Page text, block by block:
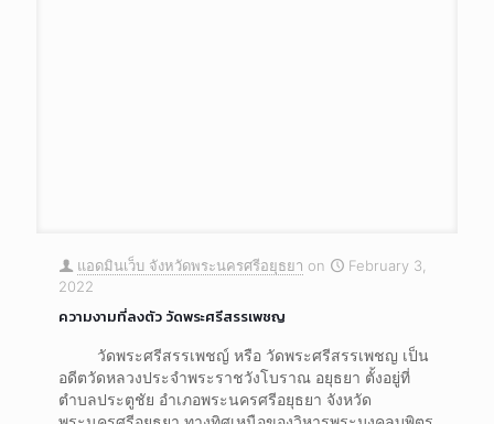
แอดมินเว็บ จังหวัดพระนครศรีอยุธยา on
February 3,
2022
ความงามที่ลงตัว วัดพระศรีสรรเพชญ
วัดพระศรีสรรเพชญ์ หรือ วัดพระศรีสรรเพชญ เป็น
อดีตวัดหลวงประจำพระราชวังโบราณ อยุธยา ตั้งอยู่ที่
ตำบลประตูชัย อำเภอพระนครศรีอยุธยา จังหวัด